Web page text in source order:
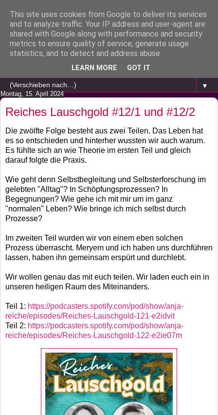
▼
Montag, 15. April 2024
Reiches Lauschgold #12/1 und #12/2
Die zwölfte Folge besteht aus zwei Teilen. Das Leben hat
es so entschieden und hinterher wussten wir auch warum.
Es fühlte sich an wie Theorie im ersten Teil und gleich
darauf folgte die Praxis.
Wie geht denn Selbstbegleitung und Selbsterforschung im
gelebten "Alltag"? In Schöpfungsprozessen? In
Begegnungen? Wie gehe ich mit mir um im ganz
"normalen" Leben? Wie bringe ich mich selbst durch
Prozesse?
Im zweiten Teil wurden wir von einem eben solchen
Prozess überrascht. Meryem und ich haben uns durchführen
lassen, haben ihn gemeinsam erspürt und durchlebt.
Wir wollen genau das mit euch teilen. Wir laden euch ein in
unseren heiligen Raum des Miteinanders.
Teil 1: https://podcasters.spotify.com/pod/show/anja-
reiche/episodes/Reiches-Lauschgold-121-e2idvit
Teil 2: https://podcasters.spotify.com/pod/show/anja-
reiche/episodes/Reiches-Lauschgold-122-e2ie07m
This site uses cookies from Google to deliver its services
and to analyze traffic. Your IP address and user-agent are
shared with Google along with performance and security
metrics to ensure quality of service, generate usage
statistics, and to detect and address abuse.
LEARN MORE GOT IT